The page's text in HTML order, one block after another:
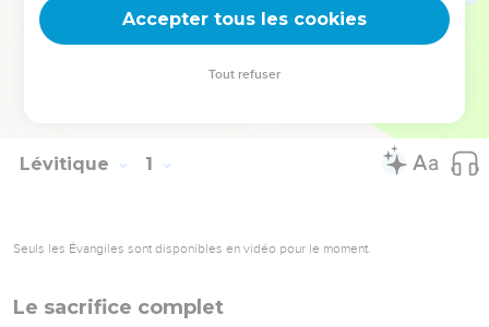
comme toi-même » (19.18).
permission. All rights reserved worldwide.
Lévitique 1
Seuls les Évangiles sont disponibles en vidéo pour le moment.
Le sacrifice complet
Accepter tous les cookies
Tout refuser